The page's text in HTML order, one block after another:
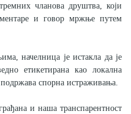
чланова друштва, који
и говор мржње путем
начелница је истакла да је
етикетирана као локална
спорна истраживања.
и наша транспарентност